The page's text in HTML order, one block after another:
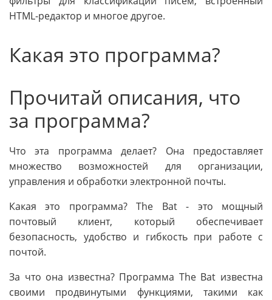
HTML-редактор и многое другое.
Какая это программа?
Прочитай описания, что
за программа?
Что эта программа делает? Она предоставляет
множество возможностей для организации,
управления и обработки электронной почты.
Какая это программа? The Bat - это мощный
почтовый клиент, который обеспечивает
безопасность, удобство и гибкость при работе с
почтой.
За что она известна? Программа The Bat известна
своими продвинутыми функциями, такими как